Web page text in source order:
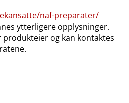
​naf-preparater​/​
ytterligere opplysninger.
produkteier og kan kontaktes